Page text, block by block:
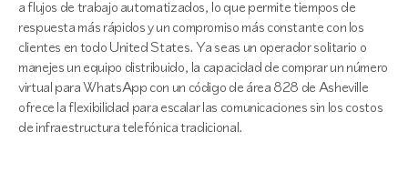
a flujos de trabajo automatizados, lo que permite tiempos de
respuesta más rápidos y un compromiso más constante con los
clientes en todo United States. Ya seas un operador solitario o
manejes un equipo distribuido, la capacidad de comprar un número
virtual para WhatsApp con un código de área 828 de Asheville
ofrece la flexibilidad para escalar las comunicaciones sin los costos
de infraestructura telefónica tradicional.